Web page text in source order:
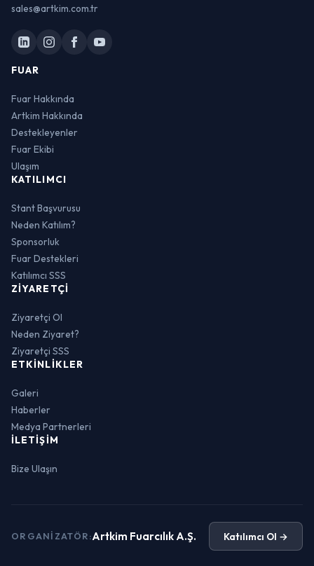
sales@artkim.com.tr
FUAR
Fuar Hakkında
Artkim Hakkında
Destekleyenler
Fuar Ekibi
Ulaşım
KATILIMCI
Stant Başvurusu
Neden Katılım?
Sponsorluk
Fuar Destekleri
Katılımcı SSS
ZIYARETÇI
Ziyaretçi Ol
Neden Ziyaret?
Ziyaretçi SSS
ETKINLIKLER
Galeri
Haberler
Medya Partnerleri
İLETIŞIM
Bize Ulaşın
ORGANIZATÖR:Artkim Fuarcılık A.Ş. Katılımcı Ol →